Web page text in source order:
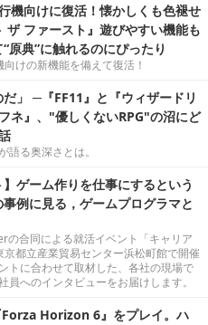
機向けに復活！懐かしくも色褪せ
ザ ファースト』遊びやすい機能も
原典”に触れるのにぴったり
けの新機能を備えて復活！
だ」 ─『FF11』と『ウィザードリ
ネ』、"優しくないRPG"の沼にど
語る奥深さとは。
】ゲーム作りを仕事にするという
例に見る，ゲームプログラマと
合同による就活イベント「キャリア
都立産業貿易センター浜松町館で開催
トに合わせて取材した、各社の現場で
員へのインタビューをお届けします。
Horizon 6』をプレイ。ハ